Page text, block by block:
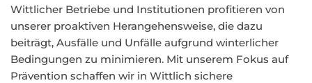
Wittlicher Betriebe und Institutionen profitieren von
unserer proaktiven Herangehensweise, die dazu
beiträgt, Ausfälle und Unfälle aufgrund winterlicher
Bedingungen zu minimieren. Mit unserem Fokus auf
Prävention schaffen wir in Wittlich sichere